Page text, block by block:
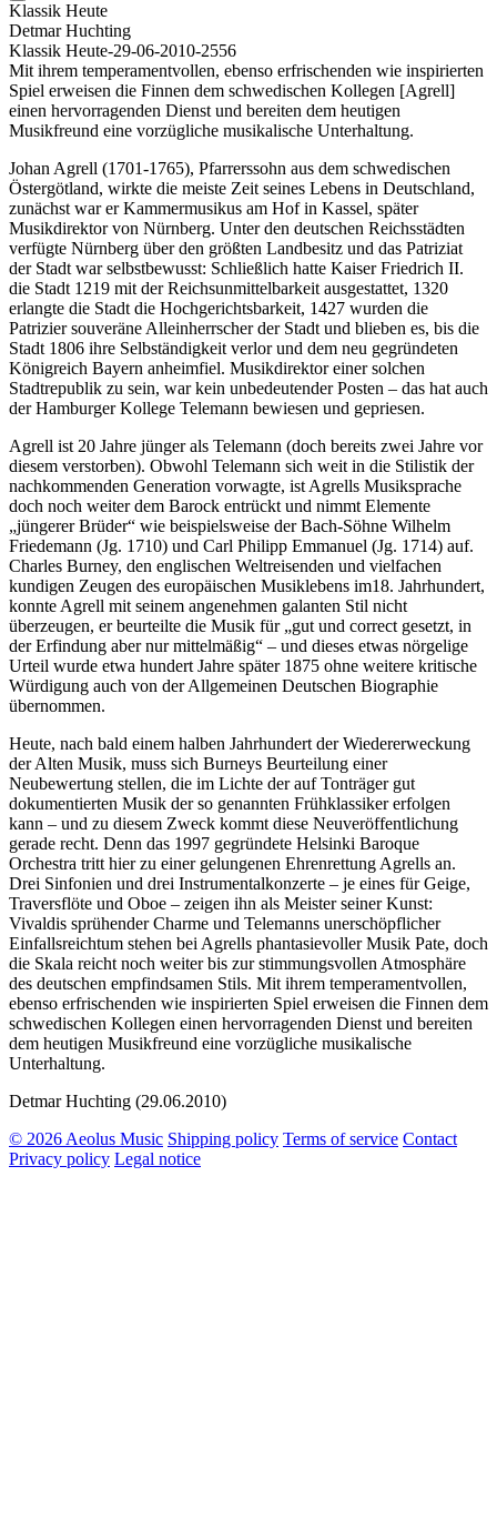
Klassik Heute
Detmar Huchting
Klassik Heute-29-06-2010-2556
Mit ihrem temperamentvollen, ebenso erfrischenden wie inspirierten
Spiel erweisen die Finnen dem schwedischen Kollegen [Agrell]
einen hervorragenden Dienst und bereiten dem heutigen
Musikfreund eine vorzügliche musikalische Unterhaltung.
Johan Agrell (1701-1765), Pfarrerssohn aus dem schwedischen
Östergötland, wirkte die meiste Zeit seines Lebens in Deutschland,
zunächst war er Kammermusikus am Hof in Kassel, später
Musikdirektor von Nürnberg. Unter den deutschen Reichsstädten
verfügte Nürnberg über den größten Landbesitz und das Patriziat
der Stadt war selbstbewusst: Schließlich hatte Kaiser Friedrich II.
die Stadt 1219 mit der Reichsunmittelbarkeit ausgestattet, 1320
erlangte die Stadt die Hochgerichtsbarkeit, 1427 wurden die
Patrizier souveräne Alleinherrscher der Stadt und blieben es, bis die
Stadt 1806 ihre Selbständigkeit verlor und dem neu gegründeten
Königreich Bayern anheimfiel. Musikdirektor einer solchen
Stadtrepublik zu sein, war kein unbedeutender Posten – das hat auch
der Hamburger Kollege Telemann bewiesen und gepriesen.
Agrell ist 20 Jahre jünger als Telemann (doch bereits zwei Jahre vor
diesem verstorben). Obwohl Telemann sich weit in die Stilistik der
nachkommenden Generation vorwagte, ist Agrells Musiksprache
doch noch weiter dem Barock entrückt und nimmt Elemente
„jüngerer Brüder“ wie beispielsweise der Bach-Söhne Wilhelm
Friedemann (Jg. 1710) und Carl Philipp Emmanuel (Jg. 1714) auf.
Charles Burney, den englischen Weltreisenden und vielfachen
kundigen Zeugen des europäischen Musiklebens im18. Jahrhundert,
konnte Agrell mit seinem angenehmen galanten Stil nicht
überzeugen, er beurteilte die Musik für „gut und correct gesetzt, in
der Erfindung aber nur mittelmäßig“ – und dieses etwas nörgelige
Urteil wurde etwa hundert Jahre später 1875 ohne weitere kritische
Würdigung auch von der Allgemeinen Deutschen Biographie
übernommen.
Heute, nach bald einem halben Jahrhundert der Wiedererweckung
der Alten Musik, muss sich Burneys Beurteilung einer
Neubewertung stellen, die im Lichte der auf Tonträger gut
dokumentierten Musik der so genannten Frühklassiker erfolgen
kann – und zu diesem Zweck kommt diese Neuveröffentlichung
gerade recht. Denn das 1997 gegründete Helsinki Baroque
Orchestra tritt hier zu einer gelungenen Ehrenrettung Agrells an.
Drei Sinfonien und drei Instrumentalkonzerte – je eines für Geige,
Traversflöte und Oboe – zeigen ihn als Meister seiner Kunst:
Vivaldis sprühender Charme und Telemanns unerschöpflicher
Einfallsreichtum stehen bei Agrells phantasievoller Musik Pate, doch
die Skala reicht noch weiter bis zur stimmungsvollen Atmosphäre
des deutschen empfindsamen Stils. Mit ihrem temperamentvollen,
ebenso erfrischenden wie inspirierten Spiel erweisen die Finnen dem
schwedischen Kollegen einen hervorragenden Dienst und bereiten
dem heutigen Musikfreund eine vorzügliche musikalische
Unterhaltung.
Detmar Huchting (29.06.2010)
© 2026 Aeolus Music Shipping policy Terms of service Contact
Privacy policy Legal notice